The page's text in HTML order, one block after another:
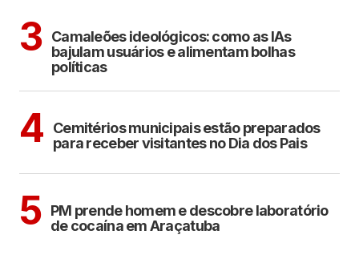
3 Camaleões ideológicos: como as IAs
bajulam usuários e alimentam bolhas
políticas
4
Cemitérios municipais estão preparados
para receber visitantes no Dia dos Pais
5 PM prende homem e descobre laboratório
de cocaína em Araçatuba